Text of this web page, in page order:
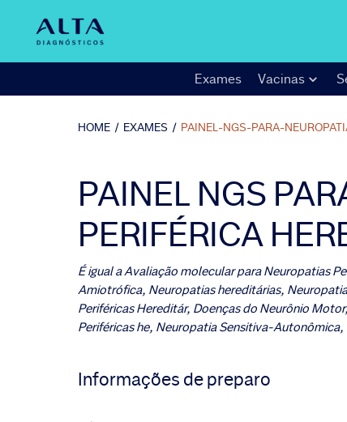
Exames Vacinas
HOME / EXAMES / PAINEL-NGS-PARA-
PAINEL NGS
PERIFÉRICA
É igual aAvaliação molecular para Neuropatias
Amiotrófica, Neuropatias hereditárias,
Periféricas Hereditár, Doenças do Neurônio
Periféricas he, Neuropatia Sensitiva-
Informações de preparo